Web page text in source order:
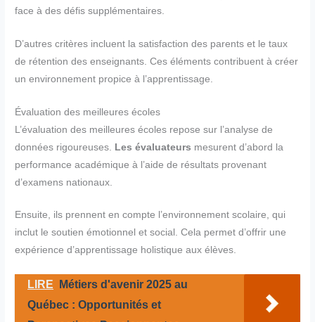
face à des défis supplémentaires.
D’autres critères incluent la satisfaction des parents et le taux
de rétention des enseignants. Ces éléments contribuent à créer
un environnement propice à l’apprentissage.
Évaluation des meilleures écoles
L’évaluation des meilleures écoles repose sur l’analyse de
données rigoureuses. Les évaluateurs mesurent d’abord la
performance académique à l’aide de résultats provenant
d’examens nationaux.
Ensuite, ils prennent en compte l’environnement scolaire, qui
inclut le soutien émotionnel et social. Cela permet d’offrir une
expérience d’apprentissage holistique aux élèves.
LIRE
Métiers d'avenir 2025 au
Québec : Opportunités et